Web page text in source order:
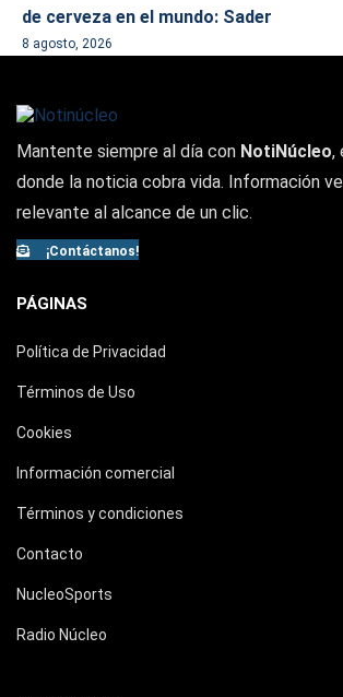
de cerveza en el mundo: Sader
8 agosto, 2026
Mantente siempre al día con NotiNúcleo,
donde la noticia cobra vida. Información
relevante al alcance de un clic.
¡Contáctanos!
PÁGINAS
Política de Privacidad
Términos de Uso
Cookies
Información comercial
Términos y condiciones
Contacto
NucleoSports
Radio Núcleo